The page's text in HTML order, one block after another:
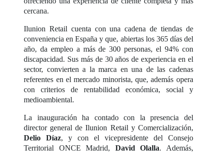
cercana.
Ilunion Retail cuenta con una cadena de tiendas de
conveniencia en España y que, abiertas los 365 días del
año, da empleo a más de 300 personas, el 94% con
discapacidad. Sus más de 30 años de experiencia en el
sector, convierten a la marca en una de las cadenas
referentes en el mercado minorista, que, además opera
con criterios de rentabilidad económica, social y
medioambiental.
La inauguración ha contado con la presencia del
director general de Ilunion Retail y Comercialización,
Delio Díaz, y con el vicepresidente del Consejo
Territorial ONCE Madrid, David Olalla. Además,